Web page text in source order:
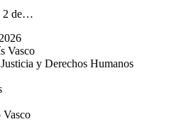
2 de…
Vasco
y Derechos Humanos
Vasco